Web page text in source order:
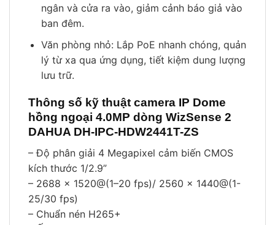
ngân và cửa ra vào, giảm cảnh báo giả vào
ban đêm.
Văn phòng nhỏ: Lắp PoE nhanh chóng, quản
lý từ xa qua ứng dụng, tiết kiệm dung lượng
lưu trữ.
Thông số kỹ thuật camera IP Dome
hồng ngoại 4.0MP dòng WizSense 2
DAHUA DH-IPC-HDW2441T-ZS
– Độ phân giải 4 Megapixel cảm biến CMOS
kích thước 1/2.9”
– 2688 × 1520@(1–20 fps)/ 2560 × 1440@(1-
25/30 fps)
– Chuẩn nén H265+